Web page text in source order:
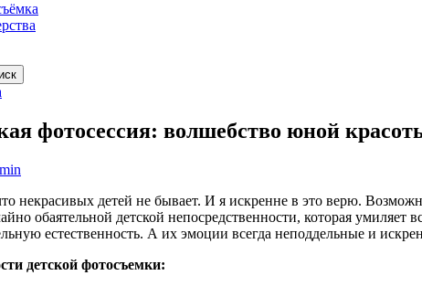
фотосессия: волшебство юной
некрасивых детей не бывает. И я искренне в это верю.
обаятельной детской непосредственности, которая умиляет
естественность. А их эмоции всегда неподдельные и
детской фотосъемки: